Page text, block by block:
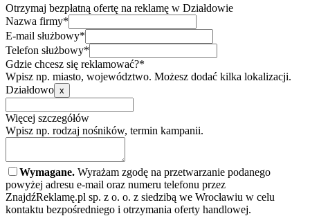
Otrzymaj bezpłatną ofertę na reklamę w Działdowie
Nazwa firmy*
E-mail służbowy*
Telefon służbowy*
Gdzie chcesz się reklamować?*
Wpisz np. miasto, województwo. Możesz dodać kilka lokalizacji.
Działdowo x
Więcej szczegółów
Wpisz np. rodzaj nośników, termin kampanii.
Wymagane. Wyrażam zgodę na przetwarzanie podanego
powyżej adresu e-mail oraz numeru telefonu przez
ZnajdźReklamę.pl sp. z o. o. z siedzibą we Wrocławiu w celu
kontaktu bezpośredniego i otrzymania oferty handlowej.